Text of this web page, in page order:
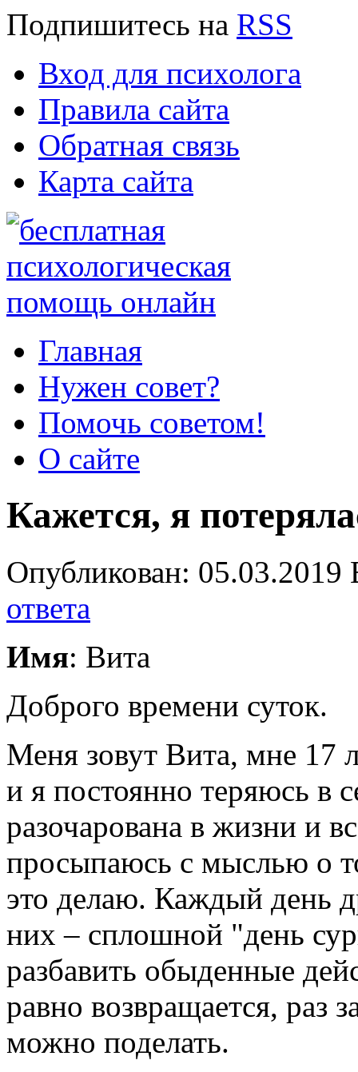
Подпишитесь на RSS
Вход для психолога
Правила сайта
Обратная связь
Карта сайта
Главная
Нужен совет?
Помочь советом!
О сайте
Кажется, я
Опубликован:
ответа
Имя: Вита
Доброго времени суток.
Меня зовут Вита, мне 17
и я постоянно теряюсь в
разочарована в жизни и
просыпаюсь с мыслью о
это делаю. Каждый день
них – сплошной "день
разбавить обыденные
равно возвращается, раз
можно поделать.